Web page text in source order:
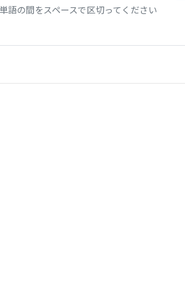
語の間をスペースで区切ってください